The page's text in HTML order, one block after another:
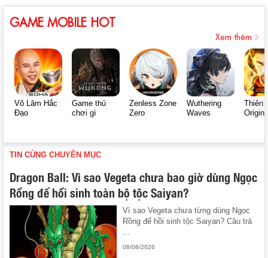
GAME MOBILE HOT
Xem thêm
Võ Lâm Hắc
Đạo
Game thủ
chơi gì
Zenless Zone
Zero
Wuthering
Waves
Thiên
Origin
TIN CÙNG CHUYÊN MỤC
Dragon Ball: Vì sao Vegeta chưa bao giờ dùng Ngọc
Rồng để hồi sinh toàn bộ tộc Saiyan?
Vì sao Vegeta chưa từng dùng Ngọc
Rồng để hồi sinh tộc Saiyan? Câu trả
...
08/08/2026